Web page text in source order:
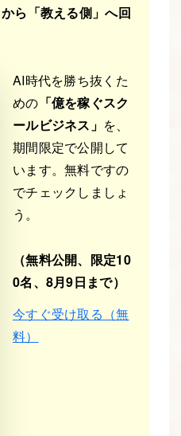
から「教える側」へ回
AI時代を勝ち抜くた
めの 「億を稼ぐスク
ールビジネス」 を、
期間限定で公開して
います。無料ですの
でチェックしましょ
う。
（無料公開、限定10
0名、8月9日まで）
今すぐ受け取る（無
料）